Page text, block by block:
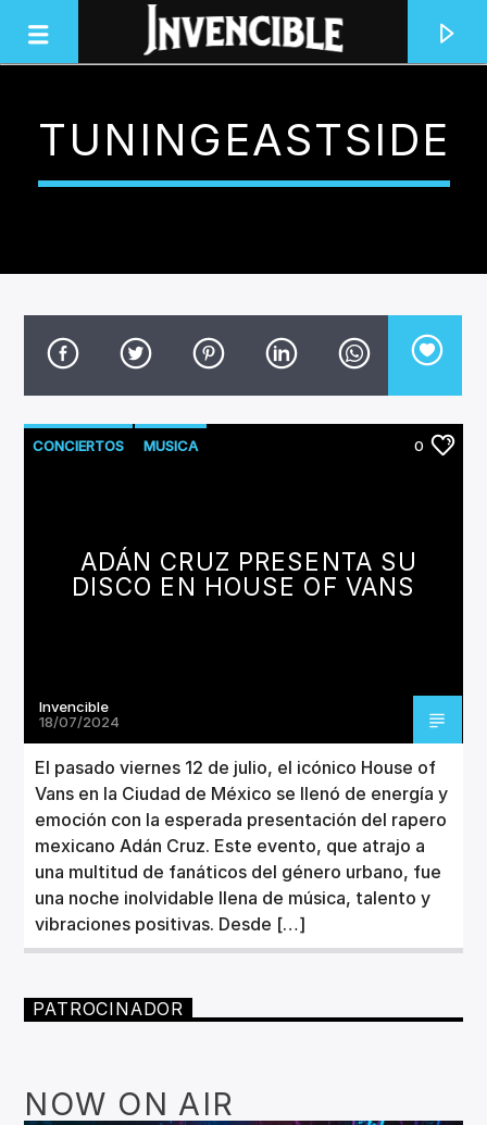
INVENCIBLE RADIO
JUNTOS SOMOS INVENCIBLES
ARTISTA
Invencible Radio
TUNINGEASTSIDE
CONCIERTOS MUSICA 0
ADÁN CRUZ PRESENTA SU
DISCO EN HOUSE OF VANS
Invencible
18/07/2024
El pasado viernes 12 de julio, el icónico House of
Vans en la Ciudad de México se llenó de energía y
emoción con la esperada presentación del rapero
mexicano Adán Cruz. Este evento, que atrajo a
una multitud de fanáticos del género urbano, fue
una noche inolvidable llena de música, talento y
vibraciones positivas. Desde […]
PATROCINADOR
NOW ON AIR